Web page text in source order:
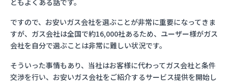
ともよくある話です。
ですので、お安いガス会社を選ぶことが非常に重要になってきま
すが、ガス会社は全国で約16,000社あるため、ユーザー様がガス
会社を自分で選ぶことは非常に難しい状況です。
そういった事情もあり、当社はお客様に代わってガス会社と条件
交渉を行い、お安いガス会社をご紹介するサービス提供を開始し